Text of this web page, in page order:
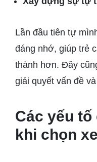
Lần đầu tiên tự
đáng nhớ, giúp trẻ
thành hơn. Đây
giải quyết vấn đề
Các yếu tố
khi chọn